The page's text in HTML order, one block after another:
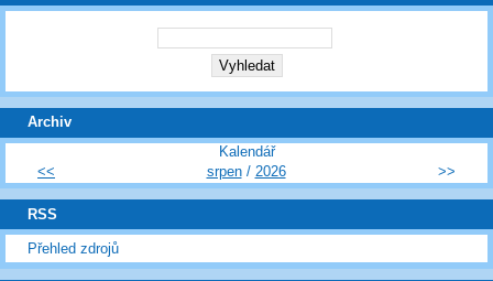
Archiv
Kalendář
<<
srpen/ 2026 >>
RSS
Přehled zdrojů